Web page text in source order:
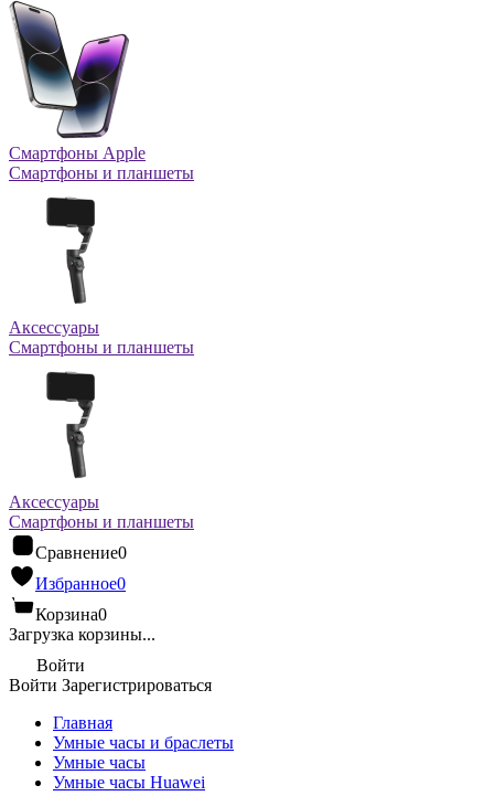
Смартфоны Apple
Смартфоны и планшеты
Аксессуары
Смартфоны и планшеты
Аксессуары
Смартфоны и планшеты
Сравнение0
Избранное0
Корзина0
Загрузка корзины...
Войти
Войти Зарегистрироваться
Главная
Умные часы и браслеты
Умные часы
Умные часы Huawei